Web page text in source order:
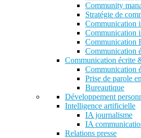
Community
Stratégie de
Communication
Communication
Communication
Communication
Communication écrite
Communication
Prise de parole
Bureautique
Développement
Intelligence artificielle
IA journalisme
IA
Relations presse